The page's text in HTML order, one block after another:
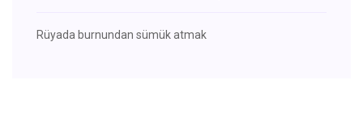
Rüyada burnundan sümük atmak